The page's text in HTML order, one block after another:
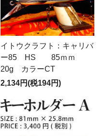
イトウクラフト：キャリバ
ー85 HS 85ｍｍ
20g カラーCT
2,134円(税194円)